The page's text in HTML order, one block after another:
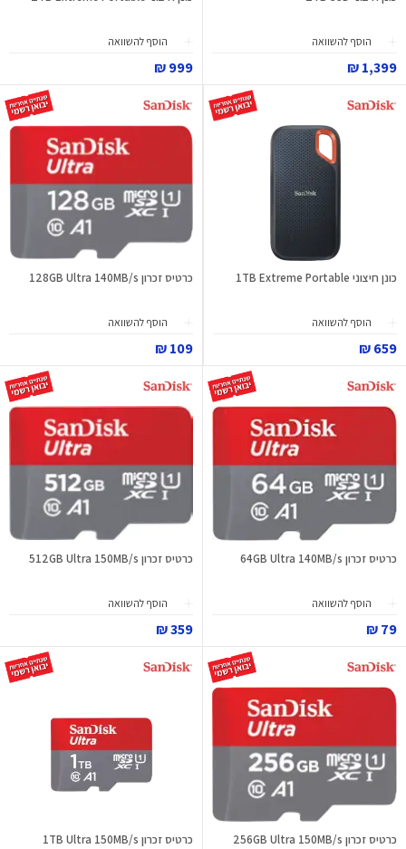
הוסף להשוואה
1,399 ₪
הוסף להשוואה
999 ₪
כונן חיצוני 1TB Extreme Portable
הוסף להשוואה
659 ₪
כרטיס זכרון 128GB Ultra 140MB/s
הוסף להשוואה
109 ₪
כרטיס זכרון 64GB Ultra 140MB/s
הוסף להשוואה
79 ₪
כרטיס זכרון 512GB Ultra 150MB/s
הוסף להשוואה
359 ₪
כרטיס זכרון 256GB Ultra 150MB/s כרטיס זכרון 1TB Ultra 150MB/s